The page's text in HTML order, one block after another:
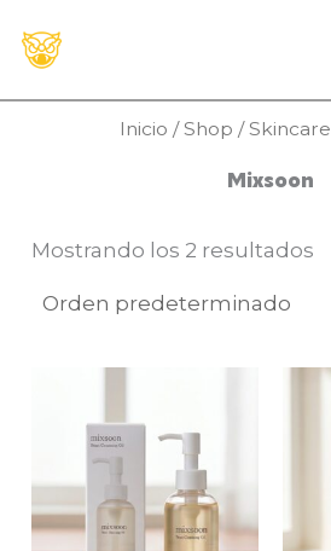
Inicio /Shop /Skincare
Mixsoon
Mostrando los 2 resultados